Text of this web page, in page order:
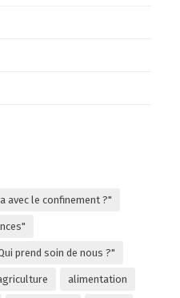
avec le confinement ?"
prend soin de nous ?"
alimentation